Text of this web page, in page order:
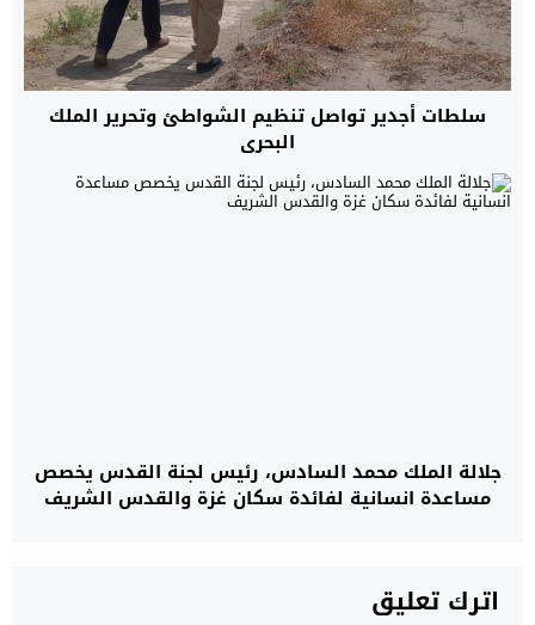
سلطات أجدير تواصل تنظيم الشواطئ وتحرير الملك
البحري
جلالة الملك محمد السادس، رئيس لجنة القدس يخصص
مساعدة انسانية لفائدة سكان غزة والقدس الشريف
اترك تعليق